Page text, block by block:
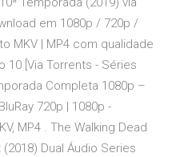
em 1080p / 720p /
MKV | MP4 com qualidade
10 [Via Torrents - Séries
Completa 1080p –
720p | 1080p -
MP4 . The Walking Dead
Dual Áudio Series